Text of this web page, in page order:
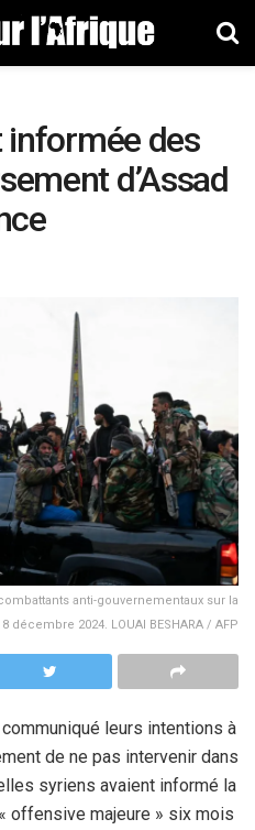
informée des
d’Assad
anti-gouvernementaux sur la
décembre 2024. LOUAI BESHARA / AFP
leurs intentions à
de ne pas intervenir dans
syriens avaient informé la
offensive majeure » six mois